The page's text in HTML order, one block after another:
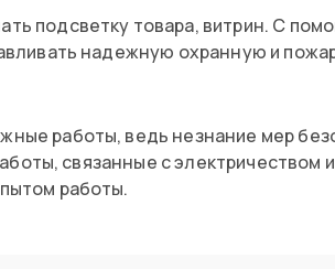
подсветку товара, витрин. С
надежную охранную и
работы, ведь незнание мер
связанные с
работы.